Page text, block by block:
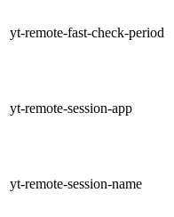
yt-remote-fast-check-period
yt-remote-session-app
yt-remote-session-name